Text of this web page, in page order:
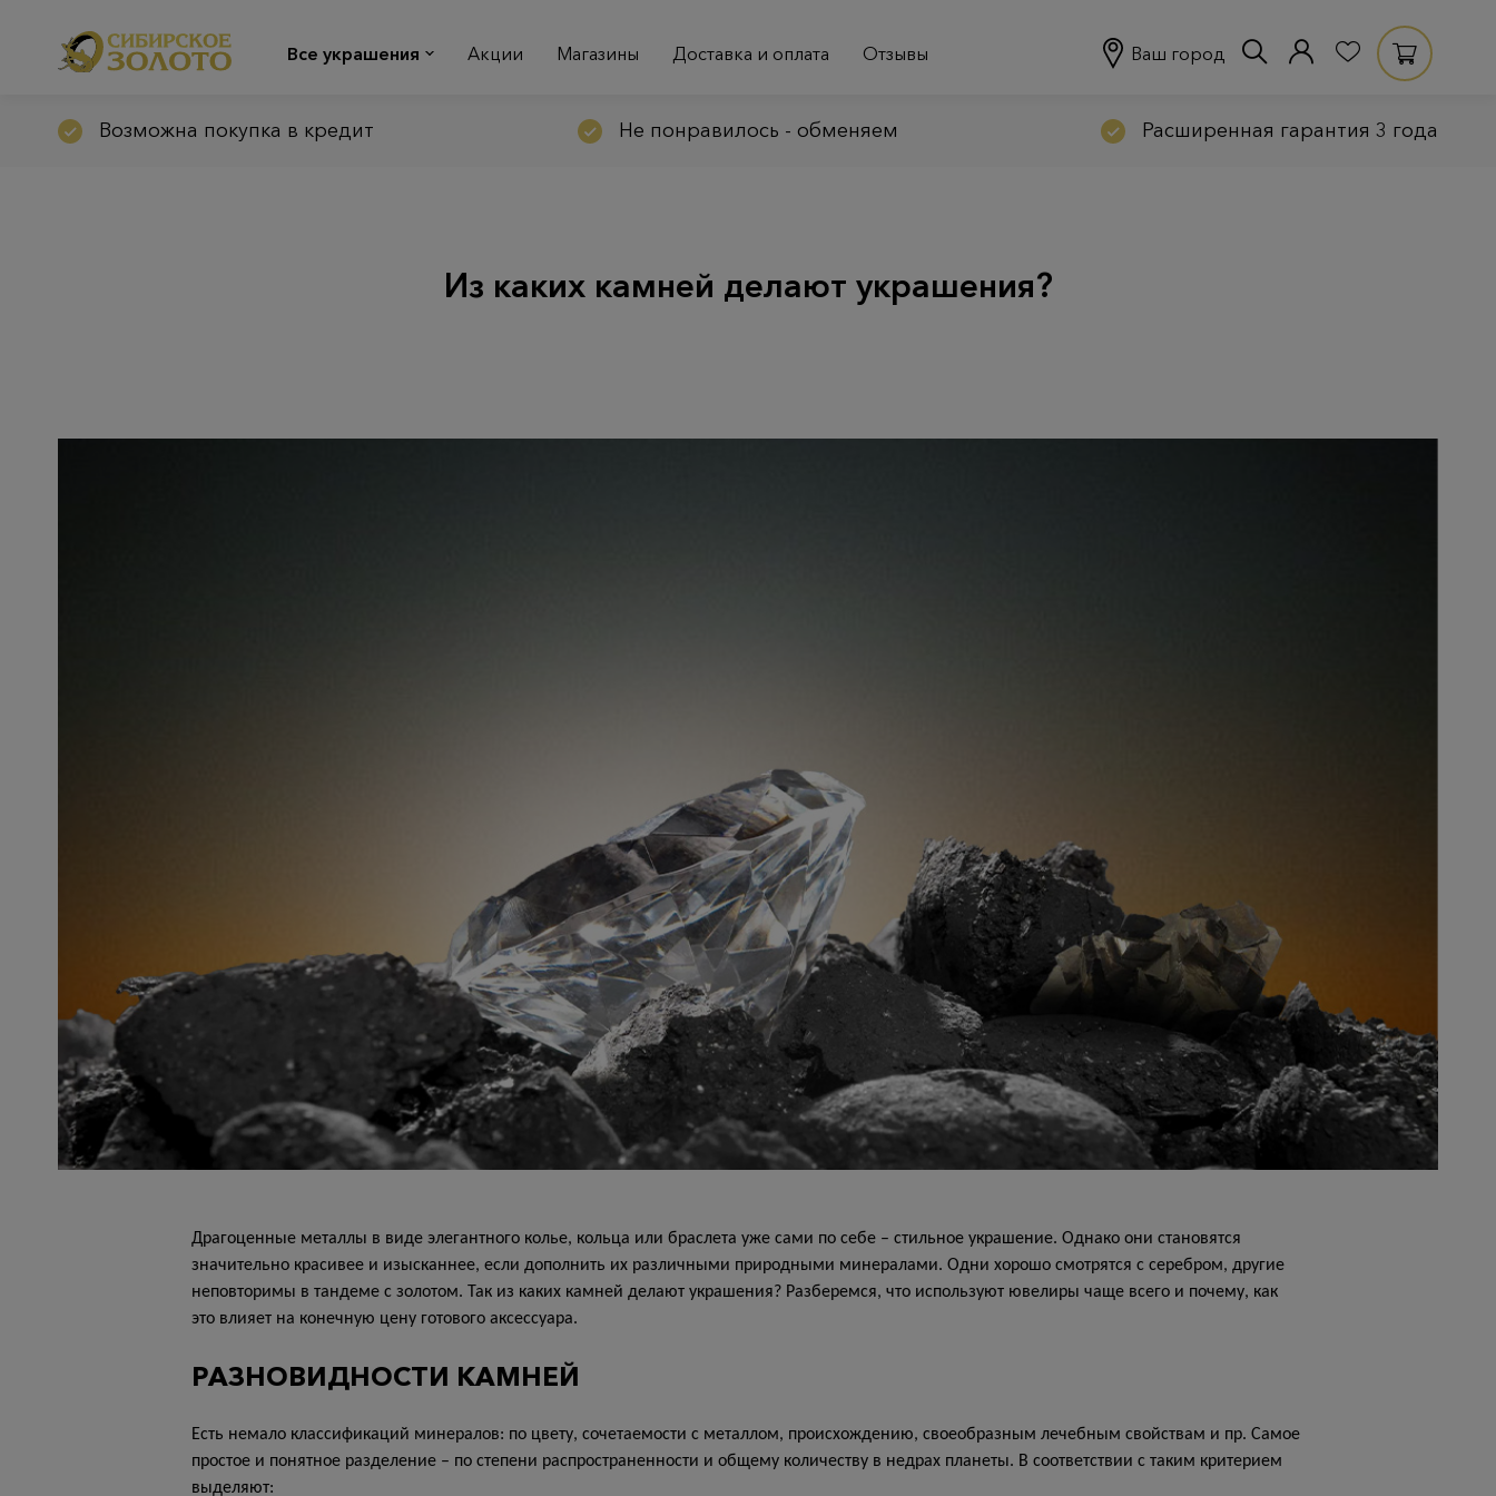
Все украшения Акции Магазины Доставка и оплата Отзывы Ваш город
Возможна покупка в кредит Не понравилось - обменяем Расширенная гарантия 3 года
Из каких камней делают украшения?
Драгоценные металлы в виде элегантного колье, кольца или браслета уже сами по себе – стильное украшение. Однако они становятся
значительно красивее и изысканнее, если дополнить их различными природными минералами. Одни хорошо смотрятся с серебром, другие
неповторимы в тандеме с золотом. Так из каких камней делают украшения? Разберемся, что используют ювелиры чаще всего и почему, как
это влияет на конечную цену готового аксессуара.
РАЗНОВИДНОСТИ КАМНЕЙ
Есть немало классификаций минералов: по цвету, сочетаемости с металлом, происхождению, своеобразным лечебным свойствам и пр. Самое
простое и понятное разделение – по степени распространенности и общему количеству в недрах планеты. В соответствии с таким критерием
выделяют: